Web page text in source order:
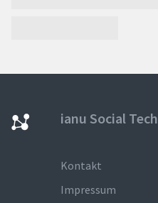
ianu Social Tech
Kontakt
Impressum